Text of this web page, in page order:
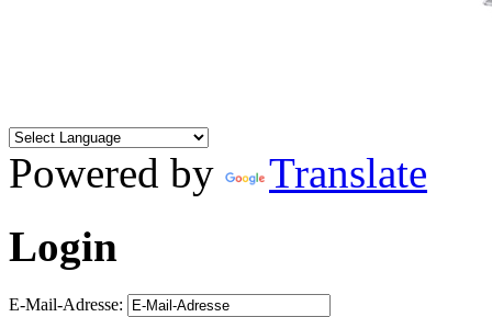
Powered by
Translate
Login
E-Mail-Adresse: